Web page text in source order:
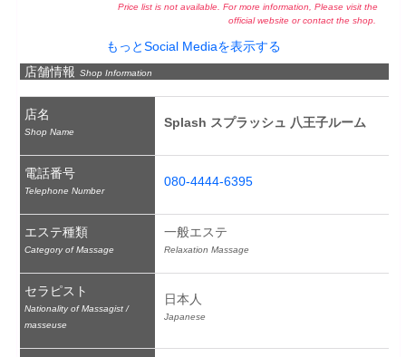
Price list is not available. For more information, Please visit the
official website or contact the shop.
もっとSocial Mediaを表示する
店舗情報 Shop Information
店名
Shop Name
Splash スプラッシュ 八王子ルーム
電話番号
Telephone Number
080-4444-6395
エステ種類
Category of Massage
一般エステ
Relaxation Massage
セラピスト
Nationality of Massagist /
masseuse
日本人
Japanese